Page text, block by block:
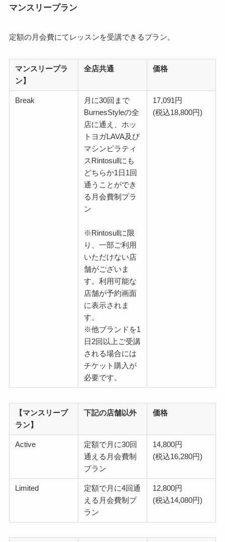
マンスリープラン
定額の月会費にてレッスンを受講できるプラン。
マンスリープラ
ン】
全店共通 価格
Break
月に30回まで
BurnesStyleの全
店に通え、ホッ
トヨガLAVA及び
マシンピラティ
スRintosullにも
どちらか1日1回
通うことができ
る月会費制プラ
ン
※Rintosullに限
り、一部ご利用
いただけない店
舗がございま
す。利用可能な
店舗が予約画面
に表示されま
す。
※他ブランドを1
日2回以上ご受講
される場合には
チケット購入が
必要です。
17,091円
(税込18,800円)
【マンスリープ
ラン】
下記の店舗以外 価格
Active
定額で月に30回
通える月会費制
プラン
14,800円
(税込16,280円)
Limited
定額で月に4回通
える月会費制プ
ラン
12,800円
(税込14,080円)